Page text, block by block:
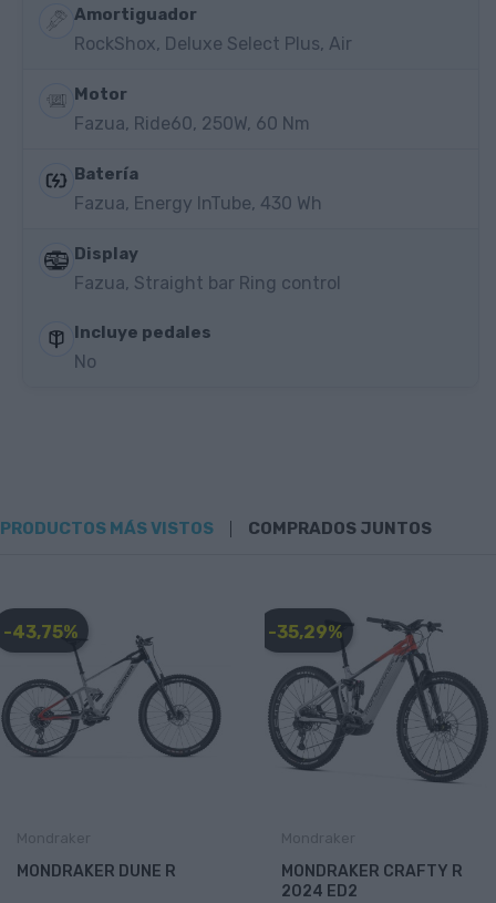
Amortiguador
RockShox, Deluxe Select Plus, Air
Motor
Fazua, Ride60, 250W, 60 Nm
Batería
Fazua, Energy InTube, 430 Wh
Display
Fazua, Straight bar Ring control
Incluye pedales
No
PRODUCTOS MÁS VISTOS COMPRADOS JUNTOS
-43,75%
MONDRAKER DUNE R
-35,29%
MONDRAKER CRAFTY R
2024 ED2